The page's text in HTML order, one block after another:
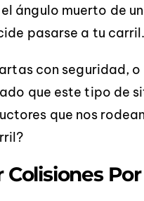
ángulo muerto de
pasarse a tu carril.
con seguridad,
que este tipo de
que nos
Colisiones